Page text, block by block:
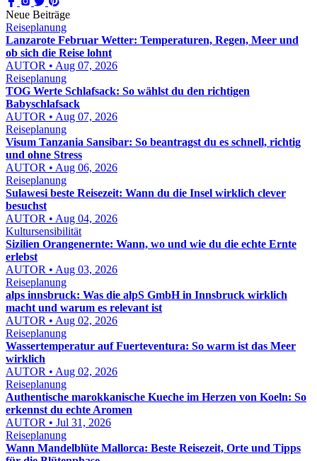
Neue Beiträge
Reiseplanung
Lanzarote Februar Wetter: Temperaturen, Regen, Meer und
ob sich die Reise lohnt
AUTOR • Aug 07, 2026
Reiseplanung
TOG Werte Schlafsack: So wählst du den richtigen
Babyschlafsack
AUTOR • Aug 07, 2026
Reiseplanung
Visum Tanzania Sansibar: So beantragst du es schnell, richtig
und ohne Stress
AUTOR • Aug 06, 2026
Reiseplanung
Sulawesi beste Reisezeit: Wann du die Insel wirklich clever
besuchst
AUTOR • Aug 04, 2026
Kultursensibilität
Sizilien Orangenernte: Wann, wo und wie du die echte Ernte
erlebst
AUTOR • Aug 03, 2026
Reiseplanung
alps innsbruck: Was die alpS GmbH in Innsbruck wirklich
macht und warum es relevant ist
AUTOR • Aug 02, 2026
Reiseplanung
Wassertemperatur auf Fuerteventura: So warm ist das Meer
wirklich
AUTOR • Aug 02, 2026
Reiseplanung
Authentische marokkanische Kueche im Herzen von Koeln: So
erkennst du echte Aromen
AUTOR • Jul 31, 2026
Reiseplanung
Wann Mandelblüte Mallorca: Beste Reisezeit, Orte und Tipps